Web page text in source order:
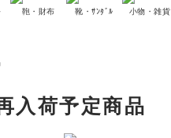
鞄・財布 靴・ｻﾝﾀﾞﾙ 小物・雑貨
入荷予定商品